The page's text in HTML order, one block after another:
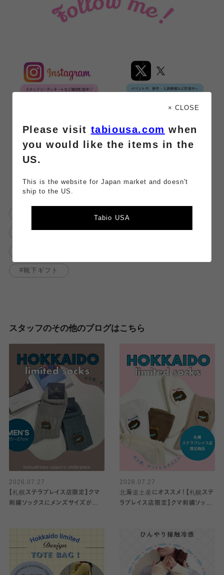
ギフト キャンペーン
母の日ギフト 母の日
靴下ギフト
スタッフのその他のブログはこちら
2026.07.27
【札幌ステラプレイス店限定】クマ
刺繍ソックスにメンズサイズが登
2026.07.27
北海道土産にオススメ！【札幌ステ
ラプレイス店限定】クマ刺繍ソック
× CLOSE
Please visit tabiousa.com when
you would like the items in the
US.
This is the website for Japan market and doesn't
ship to the US.
Tabio USA